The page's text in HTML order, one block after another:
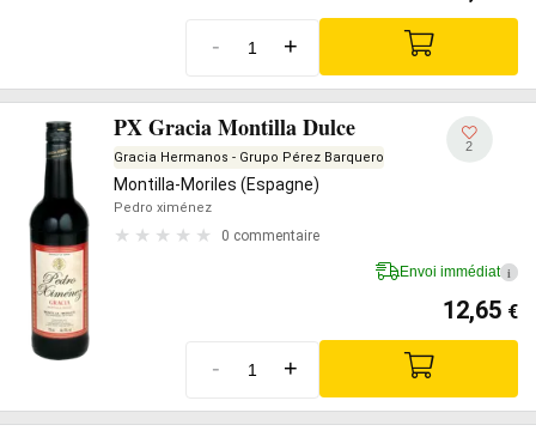
- +
PX Gracia Montilla Dulce
Gracia Hermanos - Grupo Pérez Barquero
Montilla-Moriles (Espagne)
Pedro ximénez
0 commentaire
2
Envoi immédiat i
12,65 €
- +